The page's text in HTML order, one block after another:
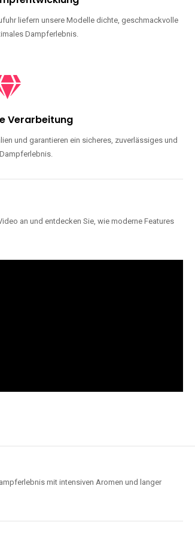
liefern unsere Modelle dichte, geschmackvolle
Dampferlebnis.
Verarbeitung
und garantieren ein sicheres, zuverlässiges und
an und entdecken Sie, wie moderne Features
mit intensiven Aromen und langer